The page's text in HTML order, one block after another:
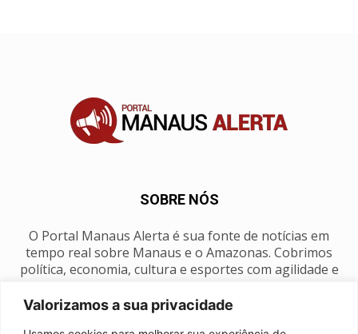
Valorizamos a sua privacidade
SOBRE NÓS
O Portal Manaus Alerta é sua fonte de notícias em
tempo real sobre Manaus e o Amazonas. Cobrimos
política, economia, cultura e esportes com agilidade e